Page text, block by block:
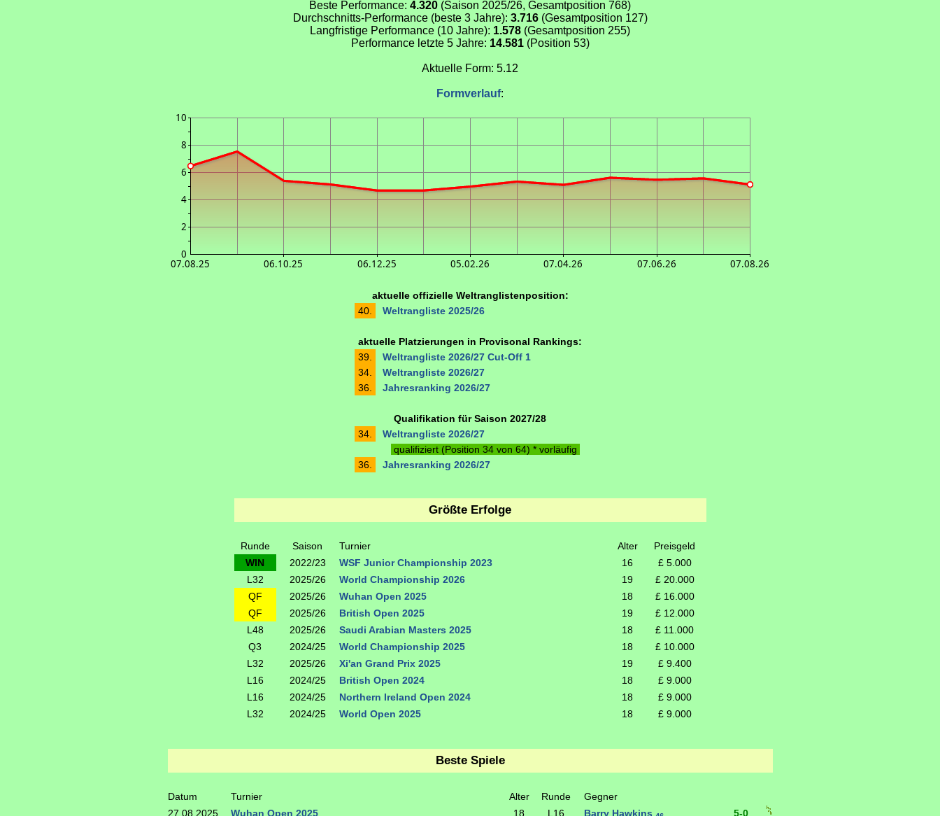
Beste Performance: 4.320 (Saison 2025/26, Gesamtposition 768)
Durchschnitts-Performance (beste 3 Jahre): 3.716(Gesamtposition 127)
Langfristige Performance (10 Jahre): 1.578 (Gesamtposition 255)
Performance letzte 5 Jahre: 14.581(Position 53)
Aktuelle Form: 5.12
Formverlauf:
10
8
6
4
2
0
07.08.25 06.10.25 06.12.25 05.02.26 07.04.26 07.06.26 07.08.26
aktuelle offizielle Weltranglistenposition:
40.
Weltrangliste 2025/26
aktuelle Platzierungen in Provisonal Rankings:
39.
Weltrangliste 2026/27 Cut-Off 1
34.
Weltrangliste 2026/27
36.
Jahresranking 2026/27
Qualifikation für Saison 2027/28
34.
Weltrangliste 2026/27
qualifiziert (Position 34 von 64) * vorläufig
36.
Jahresranking 2026/27
Größte Erfolge
Runde Saison Turnier Alter
Preisgeld
WIN
2022/23 WSF Junior Championship 2023 16
£ 5.000
L32
2025/26 World Championship 2026 19
£ 20.000
QF
2025/26 Wuhan Open 2025 18
£ 16.000
QF
2025/26 British Open 2025 19
£ 12.000
L48
2025/26 Saudi Arabian Masters 2025 18
£ 11.000
Q3
2024/25 World Championship 2025 18
£ 10.000
L32
2025/26 Xi'an Grand Prix 2025 19
£ 9.400
L16
2024/25 British Open 2024 18
£ 9.000
L16
2024/25 Northern Ireland Open 2024 18
£ 9.000
L32
2024/25 World Open 2025 18 £ 9.000
Beste Spiele
Datum Turnier Alter Runde
Gegner
27.08.2025
Wuhan Open 2025 18 L16 Barry Hawkins
5-0